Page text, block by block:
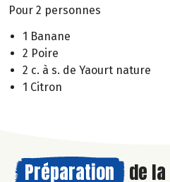
Pour 2 personnes
1 Banane
2 Poire
2 c. à s. de Yaourt nature
1 Citron
Préparation de la